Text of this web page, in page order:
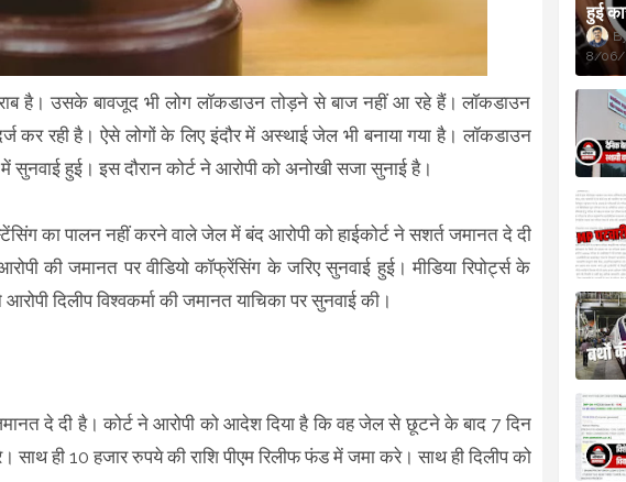
है। उसके बावजूद भी लोग लॉकडाउन तोड़ने से बाज नहीं आ रहे हैं। लॉकडाउन
कर रही है। ऐसे लोगों के लिए इंदौर में अस्थाई जेल भी बनाया गया है। लॉकडाउन
सुनवाई हुई। इस दौरान कोर्ट ने आरोपी को अनोखी सजा सुनाई है।
का पालन नहीं करने वाले जेल में बंद आरोपी को हाईकोर्ट ने सशर्त जमानत दे दी
की जमानत पर वीडियो कॉफ्रेंसिंग के जरिए सुनवाई हुई। मीडिया रिपोर्ट्स के
दिलीप विश्वकर्मा की जमानत याचिका पर सुनवाई की।
दे दी है। कोर्ट ने आरोपी को आदेश दिया है कि वह जेल से छूटने के बाद 7 दिन
ही 10 हजार रुपये की राशि पीएम रिलीफ फंड में जमा करे। साथ ही दिलीप को
हुई
8/06/